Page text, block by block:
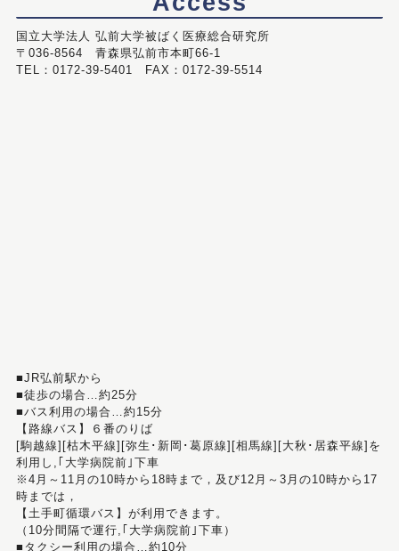
国立大学法人 弘前大学被ばく医療総合研究所
〒036-8564 青森県弘前市本町66-1
TEL：0172-39-5401 FAX：0172-39-5514
■JR弘前駅から
■徒歩の場合…約25分
■バス利用の場合…約15分
【路線バス】６番のりば
[駒越線][枯木平線][弥生･新岡･葛原線][相馬線][大秋･居森平線]を
利用し,｢大学病院前｣下車
※4月～11月の10時から18時まで，及び12月～3月の10時から17
時までは，
【土手町循環バス】が利用できます。
（10分間隔で運行,｢大学病院前｣下車）
■タクシー利用の場合…約10分